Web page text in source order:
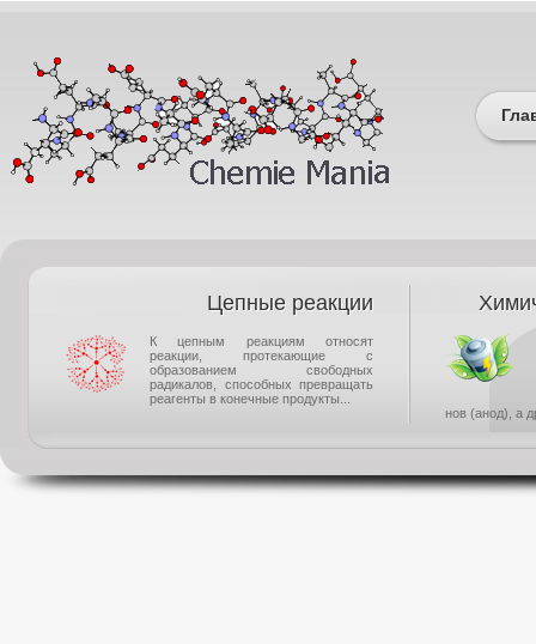
Цепные реакции
К цепным реакциям относят
реакции, протекающие с
образованием свободных
радикалов, способных превращать
реагенты в конечные продукты...
нов (анод), а